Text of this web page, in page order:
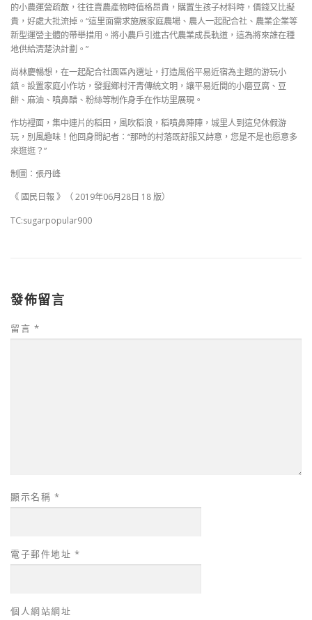
的小農運營疏散，往往賣農產物時值格昂貴，購置生孩子材料時，價錢又比擬
貴，好處大批流掉。“這里面需求施展家庭農場、農人一起配合社、農業企業等
新型運營主體的帶舉措用。將小農戶引進古代農業成長軌道，這為將來誰在種
地供給清楚決計劃。”
尚林慶暢想，在一起配合社園區內選址，打造風俗平易近宿為主題的游玩小
鎮。設置家庭小作坊，發掘鄉村汗青傳統文明，讓平易近間的小磨豆腐、豆
餅、麻油、噴鼻醋、粉絲等制作身手在作坊里展現。
作坊裡面，集中連片的稻田，風吹稻浪，稻噴鼻陣陣，城里人到這兒休假游
玩，別風趣味！他回身問記者：“那時的村落既舒服又詩意，您是不是也愿意多
來逛逛？”
制圖：張丹峰
《 國民日報 》（ 2019年06月28日 18 版）
TC:sugarpopular900
發佈留言
留言 *
顯示名稱 *
電子郵件地址 *
個人網站網址